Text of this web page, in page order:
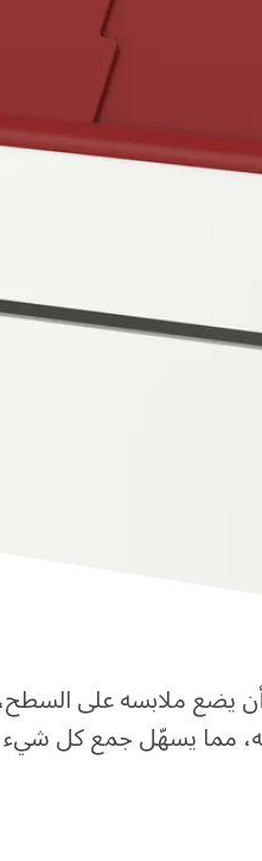
يضع ملابسه على
مما يسهّل جمع كل